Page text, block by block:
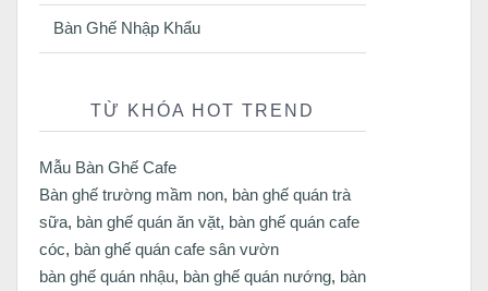
Bàn Ghế Nhập Khẩu
TỪ KHÓA HOT TREND
Mẫu Bàn Ghế Cafe
Bàn ghế trường mầm non, bàn ghế quán trà
sữa, bàn ghế quán ăn vặt, bàn ghế quán cafe
cóc, bàn ghế quán cafe sân vườn
bàn ghế quán nhậu, bàn ghế quán nướng, bàn